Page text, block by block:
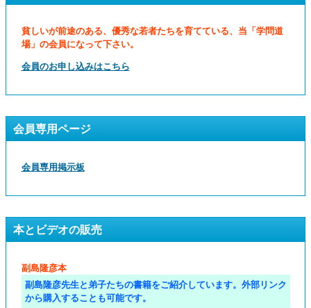
貧しいが前途のある、優秀な若者たちを育てている、当「学問道
場」の会員になって下さい。
会員のお申し込みはこちら
会員専用ページ
会員専用掲示板
本とビデオの販売
副島隆彦本
副島隆彦先生と弟子たちの書籍をご紹介しています。外部リンク
から購入することも可能です。